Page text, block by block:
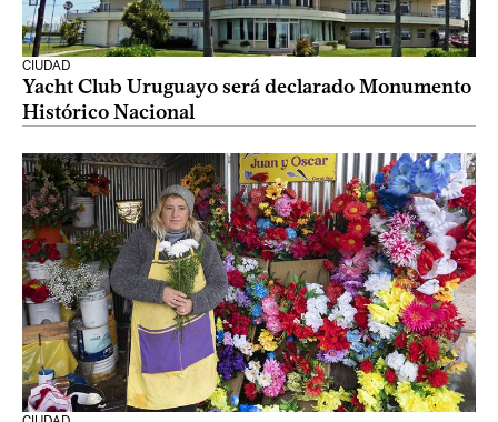
CIUDAD
Yacht Club Uruguayo será declarado Monumento
Histórico Nacional